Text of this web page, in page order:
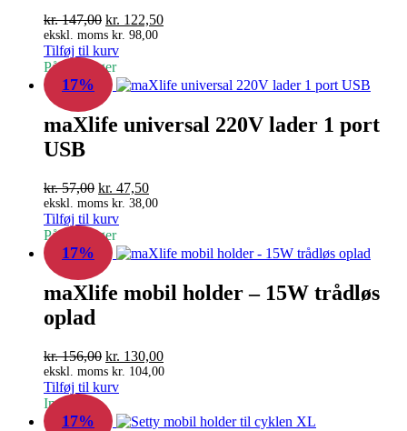
kr.147,00 Den
oprindelige
pris
var:
kr. 147,00.
kr. 122,50Den
kr. 122,50.
ekskl. moms kr. 98,00
Tilføj til kurv
På fjernlager
17%
maXlife universal 220V lader 1 port
USB
kr.57,00 Den
oprindelige
pris
var:
kr. 57,00.
kr. 47,50Den
aktuelle
kr. 47,50.
ekskl. moms kr. 38,00
Tilføj til kurv
På fjernlager
17%
maXlife mobil holder – 15W trådløs
oplad
kr.156,00 Den
oprindelige
pris
var:
kr. 156,00.
kr. 130,00Den
aktuelle
kr. 130,00.
ekskl. moms kr. 104,00
Tilføj til kurv
In Stock
17%